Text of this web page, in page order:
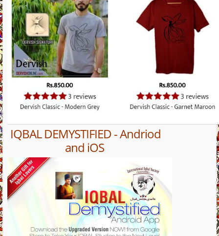
IQBAL DEMYSTIFIED - Andriod
and iOS